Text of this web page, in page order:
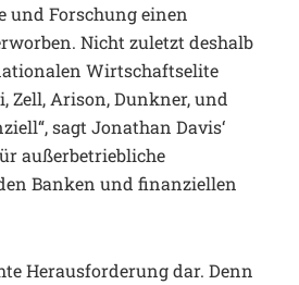
und Forschung einen
Nicht zuletzt deshalb
Wirtschaftselite
Zell, Arison, Dunkner, und
sagt Jonathan Davis‘
außerbetriebliche
Banken und finanziellen
Herausforderung dar. Denn